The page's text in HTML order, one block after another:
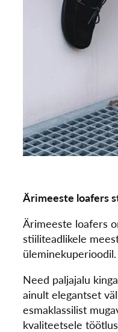
Ärimeeste loafers
Ärimeeste loafers
stiiliteadlikele
üleminekuperioodil.
Need paljajalu
ainult elegantset
esmaklassilist
kvaliteetsele